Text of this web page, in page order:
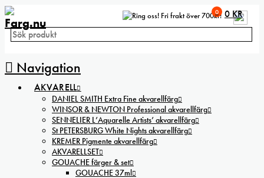
Fri frakt över 700kr!
Navigation
0 0 KR
AKVARELL
DANIEL SMITH Extra Fine akvarellfärg
WINSOR & NEWTON Professional akvarellfärg
SENNELIER L’Aquarelle Artists’ akvarellfärg
St PETERSBURG White Nights akvarellfärg
KREMER Pigmente akvarellfärg
AKVARELLSET
GOUACHE färger & set
GOUACHE 37ml